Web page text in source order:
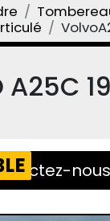
A25C
nous